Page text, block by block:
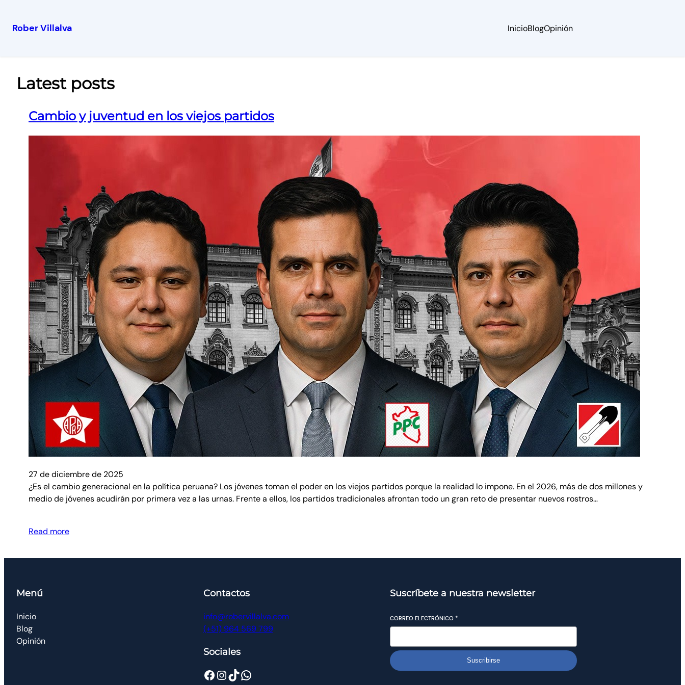
Rober Villalva InicioBlogOpinión
Latest posts
Cambio y juventud en los viejos partidos
27 de diciembre de 2025
¿Es el cambio generacional en la política peruana? Los jóvenes toman el poder en los viejos partidos porque la realidad lo impone. En el 2026, más de dos millones y
medio de jóvenes acudirán por primera vez a las urnas. Frente a ellos, los partidos tradicionales afrontan todo un gran reto de presentar nuevos rostros…
Read more
Menú
Inicio
Blog
Opinión
Contactos
info@robervillalva.com
(+51) 964 569 799
Sociales
Suscríbete a nuestra newsletter
CORREO ELECTRÓNICO *
Suscribirse